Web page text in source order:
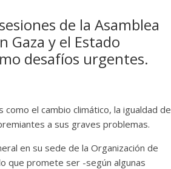
de la Asamblea
Gaza y el Estado
desafíos urgentes.
el cambio climático, la igualdad de
a sus graves problemas.
en su sede de la Organización de
que promete ser -según algunas